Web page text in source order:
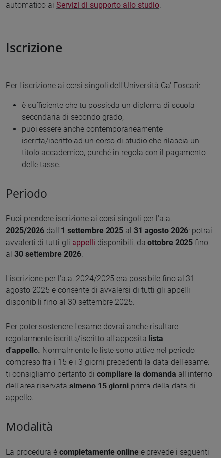
automatico ai Servizi di supporto allo studio.
Iscrizione
Per l'iscrizione ai corsi singoli dell'Università Ca' Foscari:
è sufficiente che tu possieda un diploma di scuola
secondaria di secondo grado;
puoi essere anche contemporaneamente
iscritta/iscritto ad un corso di studio che rilascia un
titolo accademico, purché in regola con il pagamento
delle tasse.
Periodo
Puoi prendere iscrizione ai corsi singoli per l'a.a.
2025/2026 dall'1 settembre 2025 al 31 agosto 2026: potrai
avvalerti di tutti gli appelli disponibili, da ottobre 2025 fino
al 30 settembre 2026
L'iscrizione per l'a.a. 2024/2025 era possibile fino al 31
agosto 2025 e consente di avvalersi di tutti gli appelli
disponibili fino al 30 settembre 2025.
Per poter sostenere l'esame dovrai anche risultare
regolarmente iscritta/iscritto all'apposita lista
d'appello. Normalmente le liste sono attive nel periodo
compreso fra i 15 e i 3 giorni precedenti la data dell'esame:
ti consigliamo pertanto di compilare la domanda all'interno
dell'area riservata almeno 15 giorni prima della data di
appello.
Modalità
La procedura è completamente online e prevede i seguenti